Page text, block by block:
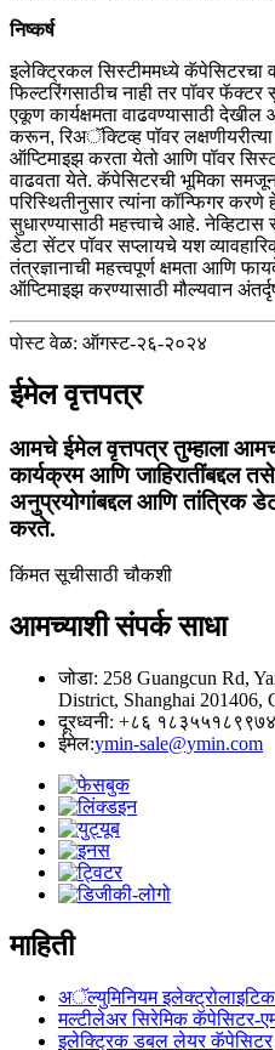
निष्कर्ष
इलेक्ट्रिकल सिस्टीममध्ये
फिल्टरिंगसाठीच नाही तर पॉवर फॅक्टर
एकूण कार्यक्षमता वाढवण्यासाठी
करून, रिअॅक्टिव्ह पॉवर
ऑप्टिमाइझ करता येतो आणि पॉवर
वाढवता येते. कॅपेसिटरची भूमिका
परिस्थितीनुसार त्यांना कॉन्फिगर
सुधारण्यासाठी महत्त्वाचे आहे.
डेटा सेंटर पॉवर सप्लायचे यश
तंत्रज्ञानाची महत्त्वपूर्ण क्षमता आणि
ऑप्टिमाइझ करण्यासाठी मौल्यवान
पोस्ट वेळ: ऑगस्ट-२६-२०२४
ईमेल वृत्तपत्र
आमचे ईमेल वृत्तपत्र तुम्हाला
कार्यक्रम आणि जाहिरातींबद्दल
अनुप्रयोगांबद्दल आणि तांत्रिक
करते.
किंमत सूचीसाठी चौकशी
आमच्याशी संपर्क साधा
जोडा: 258 Guangcun Rd,
District, Shanghai 201406,
दूरध्वनी: +८६ १८३५५१८९९७४
ईमेल:ymin-sale@ymin.com
माहिती
अॅल्युमिनियम
मल्टीलेअर सिरेमिक कॅपेसिटर-
इलेक्ट्रिक डबल लेयर कॅपेसिटर